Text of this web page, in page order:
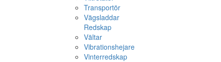
Transportör
Vägsladdar
Redskap
Vältar
Vibrationshejare
Vinterredskap